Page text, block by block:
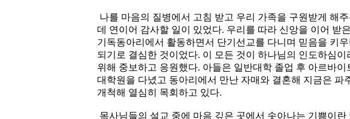
나를 마음의 질병에서 고침 받고 우리 가족을 구원받게 해
데 연이어 감사할 일이 있었다. 우리를 따라 신앙을 이어 받
기독동아리에서 활동하면서 단기선교를 다니며 믿음을 키우
되기로 결심한 것이었다. 이 모든 것이 하나님의 인도하심이
위해 중보하고 응원했다. 아들은 일반대학 졸업 후 아르바이
대학원을 다녔고 동아리에서 만난 자매와 결혼해 지금은 파
개척해 열심히 목회하고 있다.
목사님들의 설교 중에 마음 깊은 곳에서 솟아나는 기쁨이란